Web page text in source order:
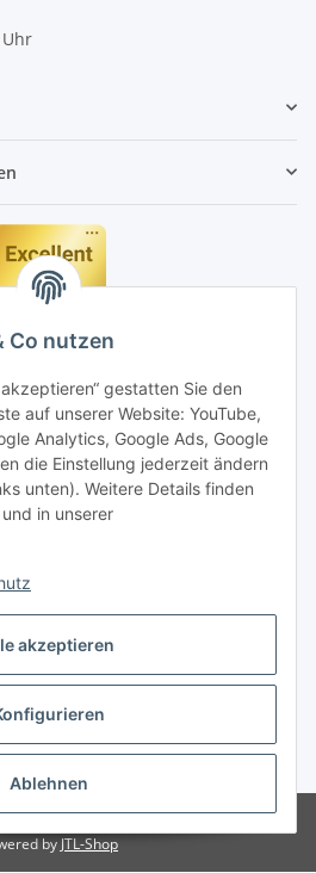
akzeptieren
Ablehnen
Co nutzen
gestatten Sie den
auf unserer Website: YouTube,
Analytics, Google Ads, Google
die Einstellung jederzeit ändern
unten). Weitere Details finden
und in unserer
Uhr
zzgl.
by JTL-Shop